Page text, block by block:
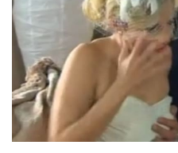
Virály
Sex a vztahy
Videa
Sledujte prima+